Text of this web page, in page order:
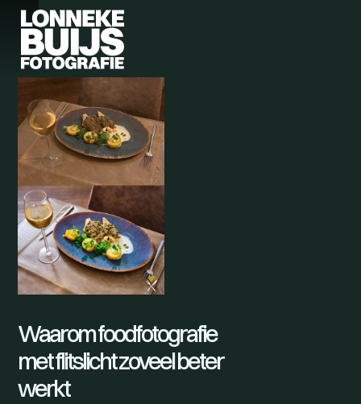
Waarom foodfotografie
met flitslicht zoveel beter
werkt